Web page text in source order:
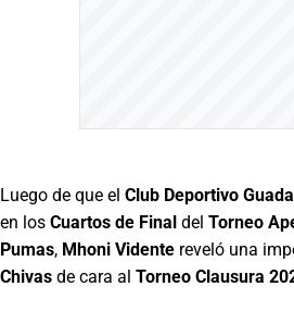
Luego de que el Club Deportivo
en los Cuartos de Final del Torneo
Pumas, Mhoni Vidente reveló una
Chivas de cara al Torneo Clausura